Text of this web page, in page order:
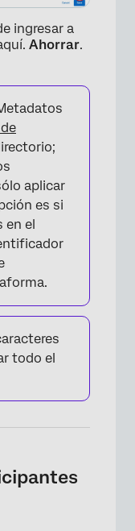
ingresar a
Ahorrar.
aplicar
es si
en el
todo el